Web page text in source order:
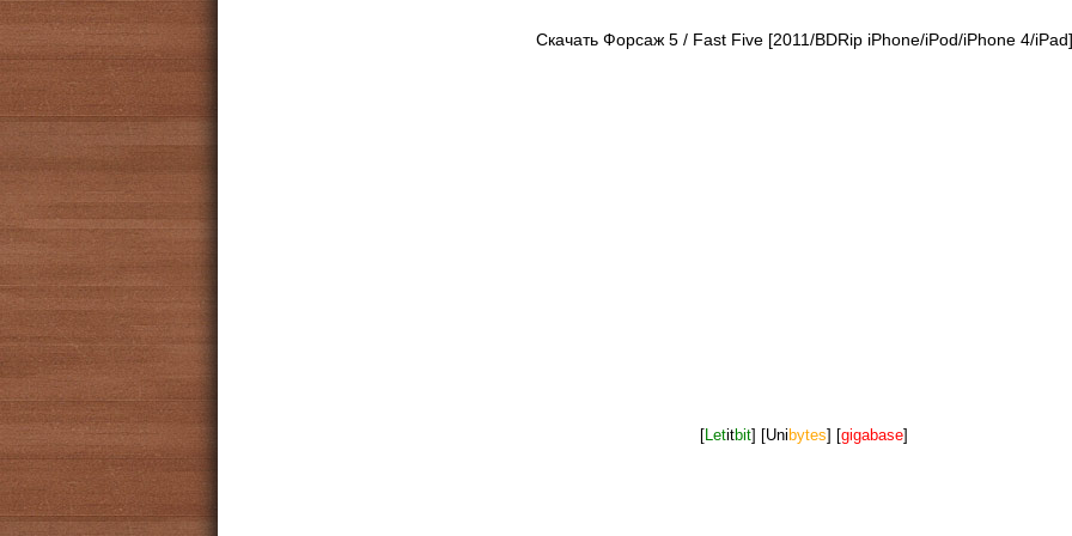
Скачать Форсаж 5 / Fast Five [2011/BDRip iPhone/iPod/iPhone 4/iPad]
[Letitbit] [Unibytes] [gigabase]